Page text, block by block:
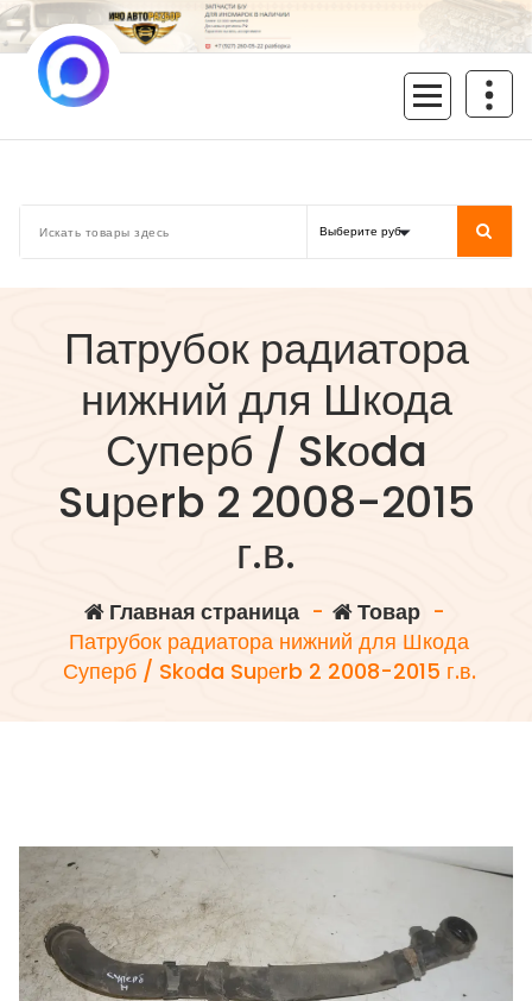
Перейти
к
содержимому
Патрубок радиатора
нижний для Шкода
Суперб / Skоda
Suреrb 2 2008-2015
г.в.
Главная страница- Товар-
Патрубок радиатора нижний для Шкода
Суперб / Skоda Suреrb 2 2008-2015 г.в.